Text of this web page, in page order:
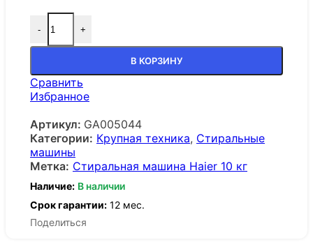
- +
В КОРЗИНУ
Сравнить
Избранное
Артикул: GA005044
Категории: Крупная техника, Стиральные
машины
Метка: Стиральная машина Haier 10 кг
Наличие: В наличии
Срок гарантии: 12 мес.
Поделиться